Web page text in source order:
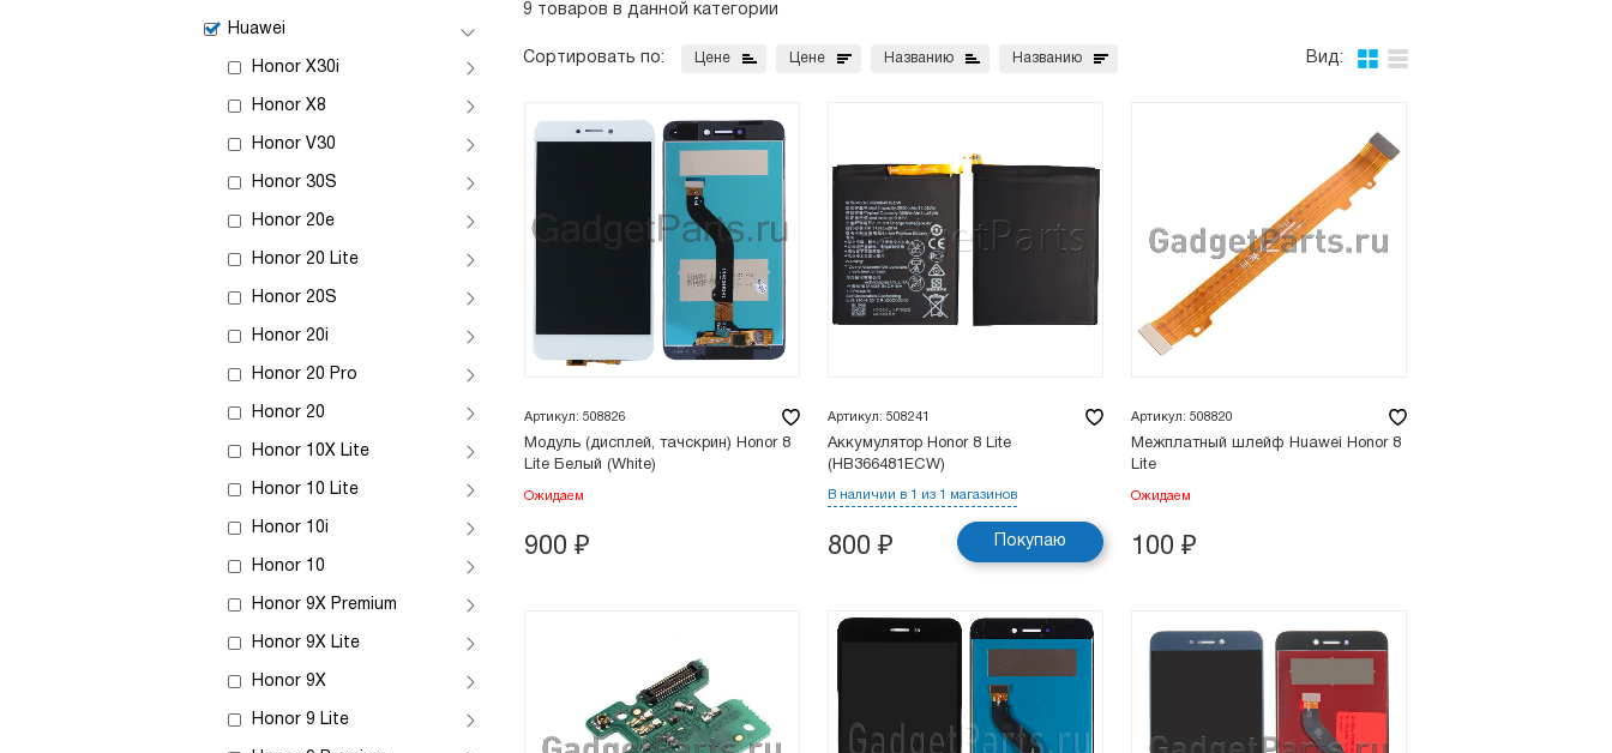
Huawei
Honor X30i
Honor X8
Honor V30
Honor 30S
Honor 20e
Honor 20 Lite
Honor 20S
Honor 20i
Honor 20 Pro
Honor 20
Honor 10X Lite
Honor 10 Lite
Honor 10i
Honor 10
Honor 9X Premium
Honor 9X Lite
Honor 9X
Honor 9 Lite
9 товаров в данной категории
Вид:
Сортировать по: Цене Цене Названию Названию
Артикул: 508826
Модуль (дисплей, тачскрин) Honor 8
Lite Белый (White)
Ожидаем
900 ₽
Артикул: 508241
Аккумулятор Honor 8 Lite
(HB366481ECW)
В наличии в 1 из 1 магазинов
800 ₽ Покупаю
Артикул: 508820
Межплатный шлейф Huawei Honor 8
Lite
Ожидаем
100 ₽